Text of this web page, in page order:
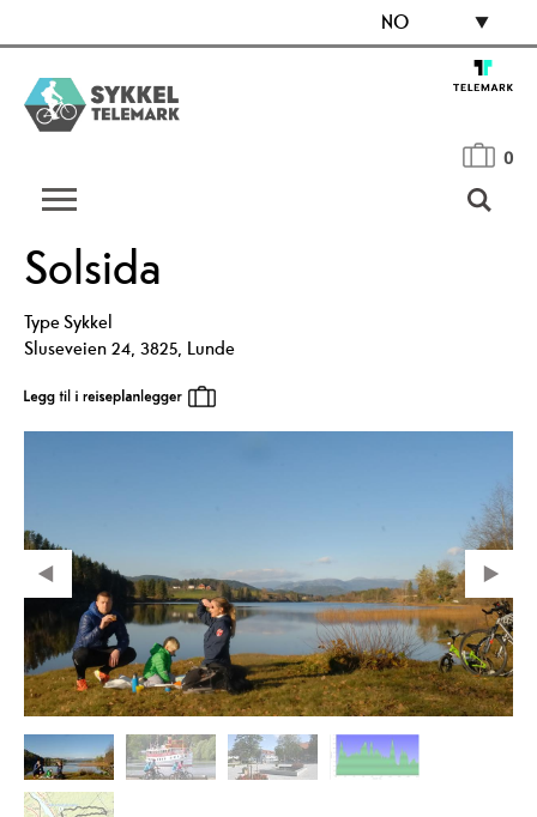
NO
0
Solsida
TypeSykkel
Sluseveien 24, 3825, Lunde